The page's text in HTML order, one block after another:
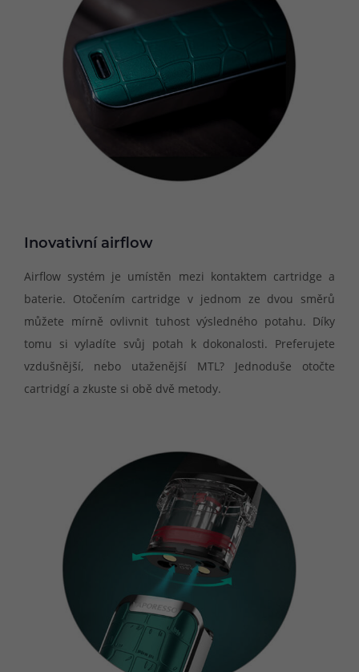
Inovativní airflow
Airflow systém je umístěn mezi kontaktem cartridge a
baterie. Otočením cartridge v jednom ze dvou směrů
můžete mírně ovlivnit tuhost výsledného potahu. Díky
tomu si vyladíte svůj potah k dokonalosti. Preferujete
vzdušnější, nebo utaženější MTL? Jednoduše otočte
cartridgí a zkuste si obě dvě metody.